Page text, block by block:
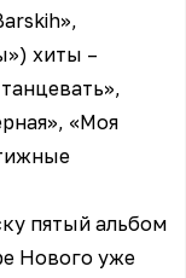
хиты –
«Моя
пятый альбом
Нового уже